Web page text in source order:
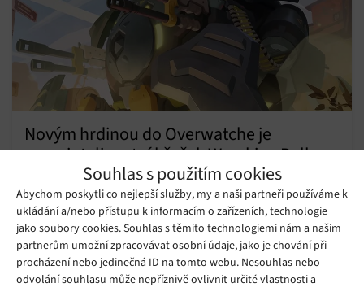
Souhlas s použitím cookies
Abychom poskytli co nejlepší služby, my a naši partneři používáme k
ukládání a/nebo přístupu k informacím o zařízeních, technologie
jako soubory cookies. Souhlas s těmito technologiemi nám a našim
partnerům umožní zpracovávat osobní údaje, jako je chování při
procházení nebo jedinečná ID na tomto webu. Nesouhlas nebo
odvolání souhlasu může nepříznivě ovlivnit určité vlastnosti a
Novým hrdinou do Overwatche je
superinteligentní křeček Wrecking Ball
Pátek 29. 06. 2018 Redakce
Novým hrdinou populární týmové střílečky Overwatch je
superinteligentní křeček Wrecking Ball, který k boji a přesunu
používá gigantického mecha.
1 2